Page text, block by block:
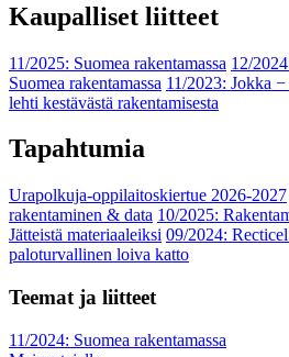
Kaupalliset liitteet
11/2025: Suomea rakentamassa 12/
Suomea rakentamassa 11/2023: Jokka
lehti kestävästä rakentamisesta
Tapahtumia
Urapolkuja-oppilaitoskiertue 2026-2027
rakentaminen & data 10/2025:
Jätteistä materiaaleiksi 09/2024:
paloturvallinen loiva katto
Teemat ja liitteet
11/2024: Suomea rakentamassa